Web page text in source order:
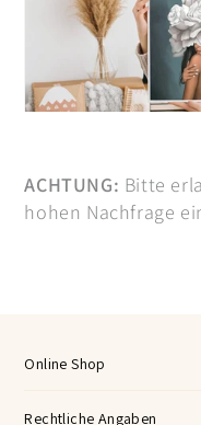
ACHTUNG: Bitte
hohen Nachfrage
Online Shop
Rechtliche Angaben